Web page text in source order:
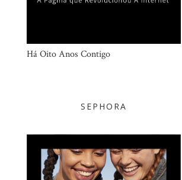
Há Oito Anos Contigo
SEPHORA